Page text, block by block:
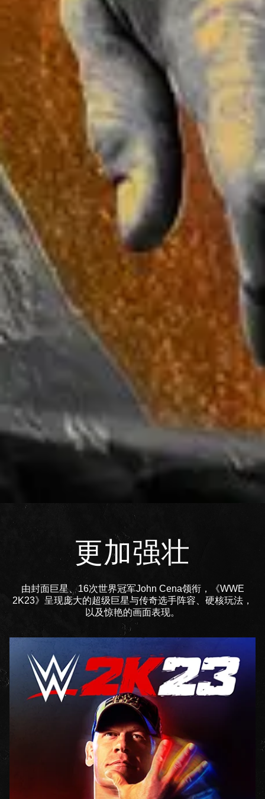
更加强壮
由封面巨星、16次世界冠军John Cena领衔，《WWE
2K23》呈现庞大的超级巨星与传奇选手阵容、硬核玩法，
以及惊艳的画面表现。